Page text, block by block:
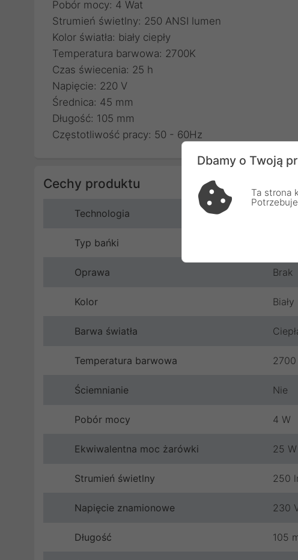
Pobór mocy: 4 Wat
Strumień świetlny: 250 ANSI lumen
Kolor światła: biały ciepły
Temperatura barwowa: 2700K
Czas świecenia: 25 h
Napięcie: 220 V
Średnica: 45 mm
Długość: 105 mm
Częstotliwość pracy: 50 - 60Hz
Cechy produktu
Technologia
Typ bańki
Oprawa Brak
Kolor Biały
Barwa światła
Temperatura barwowa 2700
Ściemnianie Nie
Pobór mocy 4 W
Ekwiwalentna moc żarówki 25 W
Strumień świetlny 250
Napięcie znamionowe 230
Długość 105
Dbamy o Twoją
Ta strona